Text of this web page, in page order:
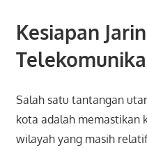
Kesiapan
Salah satu tantangan
kota adalah memastikan
wilayah yang masih